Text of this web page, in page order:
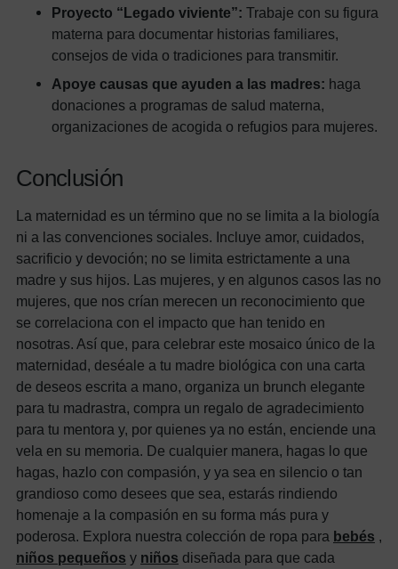
Proyecto “Legado viviente”: Trabaje con su figura
materna para documentar historias familiares,
consejos de vida o tradiciones para transmitir.
Apoye causas que ayuden a las madres: haga
donaciones a programas de salud materna,
organizaciones de acogida o refugios para mujeres.
Conclusión
La maternidad es un término que no se limita a la biología
ni a las convenciones sociales. Incluye amor, cuidados,
sacrificio y devoción; no se limita estrictamente a una
madre y sus hijos. Las mujeres, y en algunos casos las no
mujeres, que nos crían merecen un reconocimiento que
se correlaciona con el impacto que han tenido en
nosotras. Así que, para celebrar este mosaico único de la
maternidad, deséale a tu madre biológica con una carta
de deseos escrita a mano, organiza un brunch elegante
para tu madrastra, compra un regalo de agradecimiento
para tu mentora y, por quienes ya no están, enciende una
vela en su memoria. De cualquier manera, hagas lo que
hagas, hazlo con compasión, y ya sea en silencio o tan
grandioso como desees que sea, estarás rindiendo
homenaje a la compasión en su forma más pura y
poderosa. Explora nuestra colección de ropa para bebés ,
niños pequeños y niños diseñada para que cada